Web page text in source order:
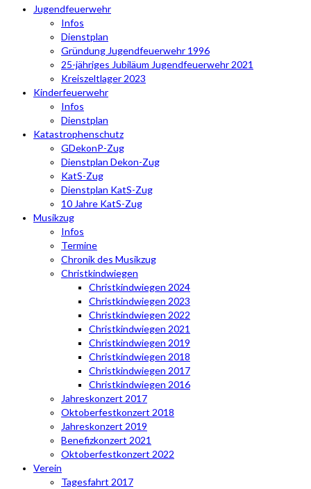
Jugendfeuerwehr
Infos
Dienstplan
Gründung Jugendfeuerwehr 1996
25-jähriges Jubiläum Jugendfeuerwehr 2021
Kreiszeltlager 2023
Kinderfeuerwehr
Infos
Dienstplan
Katastrophenschutz
GDekonP-Zug
Dienstplan Dekon-Zug
KatS-Zug
Dienstplan KatS-Zug
10 Jahre KatS-Zug
Musikzug
Infos
Termine
Chronik des Musikzug
Christkindwiegen
Christkindwiegen 2024
Christkindwiegen 2023
Christkindwiegen 2022
Christkindwiegen 2021
Christkindwiegen 2019
Christkindwiegen 2018
Christkindwiegen 2017
Christkindwiegen 2016
Jahreskonzert 2017
Oktoberfestkonzert 2018
Jahreskonzert 2019
Benefizkonzert 2021
Oktoberfestkonzert 2022
Verein
Tagesfahrt 2017